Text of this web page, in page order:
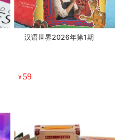
汉语世界2026年第1期
¥ 59